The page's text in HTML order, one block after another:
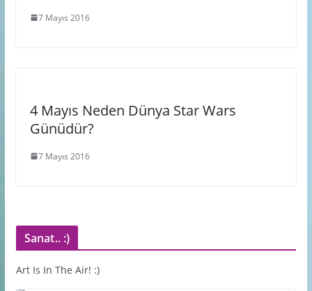
7 Mayıs 2016
4 Mayıs Neden Dünya Star Wars
Günüdür?
7 Mayıs 2016
Sanat.. :)
Art Is In The Air! :)